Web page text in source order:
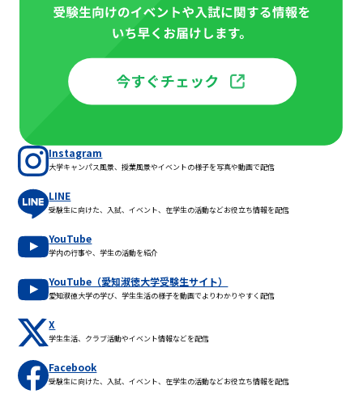
Instagram
大学キャンパス風景、授業風景やイベントの様子を写真や動画で配信
LINE
受験生に向けた、入試、イベント、在学生の活動などお役立ち情報を配信
YouTube
学内の行事や、学生の活動を紹介
YouTube（愛知淑徳大学受験生サイト）
愛知淑徳大学の学び、学生生活の様子を動画でよりわかりやすく配信
X
学生生活、クラブ活動やイベント情報などを配信
Facebook
受験生に向けた、入試、イベント、在学生の活動などお役立ち情報を配信